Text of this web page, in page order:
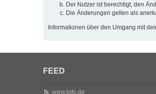
Der Nutzer ist berechtigt, den
Die Änderungen gelten als
Informationen über den Umgang mit
FEED
www.bifo.de